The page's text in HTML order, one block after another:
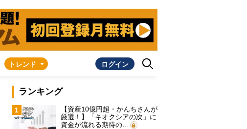
トレンド ログイン
ランキング
1
【資産10億円超・かんちさんが
厳選！】「キオクシアの次」に
資金が流れる期待の…